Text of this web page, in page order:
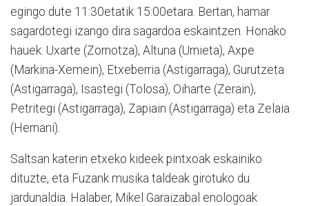
egingo dute 11:30etatik 15:00etara. Bertan, hamar
sagardotegi izango dira sagardoa eskaintzen. Honako
hauek: Uxarte (Zornotza), Altuna (Urnieta), Axpe
(Markina-Xemein), Etxeberria (Astigarraga), Gurutzeta
(Astigarraga), Isastegi (Tolosa), Oiharte (Zerain),
Petritegi (Astigarraga), Zapiain (Astigarraga) eta Zelaia
(Hernani).
Saltsan katerin etxeko kideek pintxoak eskainiko
dituzte, eta Fuzank musika taldeak girotuko du
jardunaldia. Halaber, Mikel Garaizabal enologoak